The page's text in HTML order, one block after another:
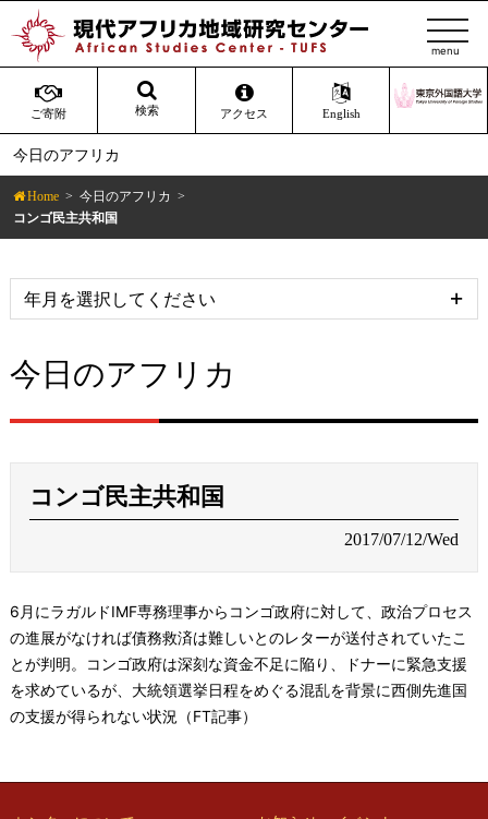
ご寄附 検索 アクセス English
t
o
g
l
v
g
a
n
今日のアフリカ
Home
今日のアフリカ
コンゴ民主共和国
今日のアフリカ
コンゴ民主共和国
2017/07/12/Wed
6月にラガルドIMF専務理事からコンゴ政府に対して、政治プロセス
の進展がなければ債務救済は難しいとのレターが送付されていたこ
とが判明。コンゴ政府は深刻な資金不足に陥り、ドナーに緊急支援
を求めているが、大統領選挙日程をめぐる混乱を背景に西側先進国
の支援が得られない状況（FT記事）